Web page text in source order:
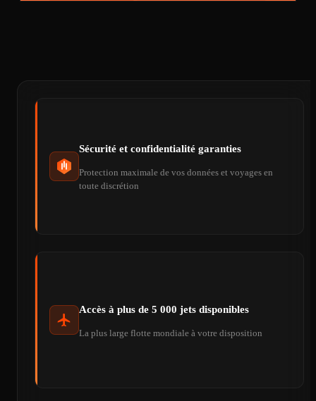
Sécurité et confidentialité garanties
Protection maximale de vos données et voyages en
toute discrétion
Accès à plus de 5 000 jets disponibles
La plus large flotte mondiale à votre disposition